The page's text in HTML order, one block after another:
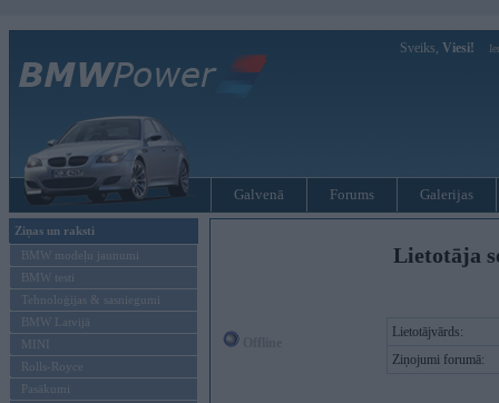
Sveiks, Viesi!
Galvenā Forums Galerijas
Ziņas un raksti
BMW modeļu jaunumi
BMW testi
Tehnoloģijas & sasniegumi
BMW Latvijā
MINI
Rolls-Royce
Pasākumi
Lietotāja
Lietotājvārds:
Ziņojumi forumā: